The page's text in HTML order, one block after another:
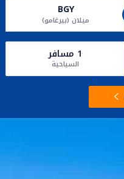
BGY
ميلان (بيرغامو)
1 مسافر
السياحية